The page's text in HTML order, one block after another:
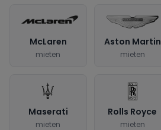
McLaren
mieten
Aston Martin
mieten
Maserati
mieten
Rolls Royce
mieten